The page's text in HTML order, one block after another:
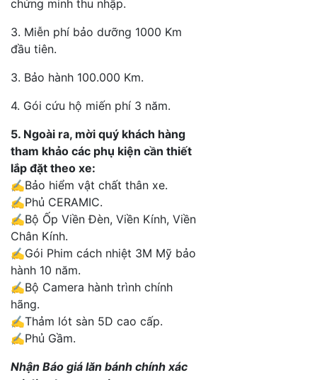
chứng minh thu nhập.
3. Miễn phí bảo dưỡng 1000 Km
đầu tiên.
3. Bảo hành 100.000 Km.
4. Gói cứu hộ miến phí 3 năm.
5. Ngoài ra, mời quý khách hàng
tham khảo các phụ kiện cần thiết
lắp đặt theo xe:
✍️Bảo hiểm vật chất thân xe.
✍️Phủ CERAMIC.
✍️Bộ Ốp Viền Đèn, Viền Kính, Viền
Chân Kính.
✍️Gói Phim cách nhiệt 3M Mỹ bảo
hành 10 năm.
✍️Bộ Camera hành trình chính
hãng.
✍️Thảm lót sàn 5D cao cấp.
✍️Phủ Gầm.
Nhận Báo giá lăn bánh chính xác